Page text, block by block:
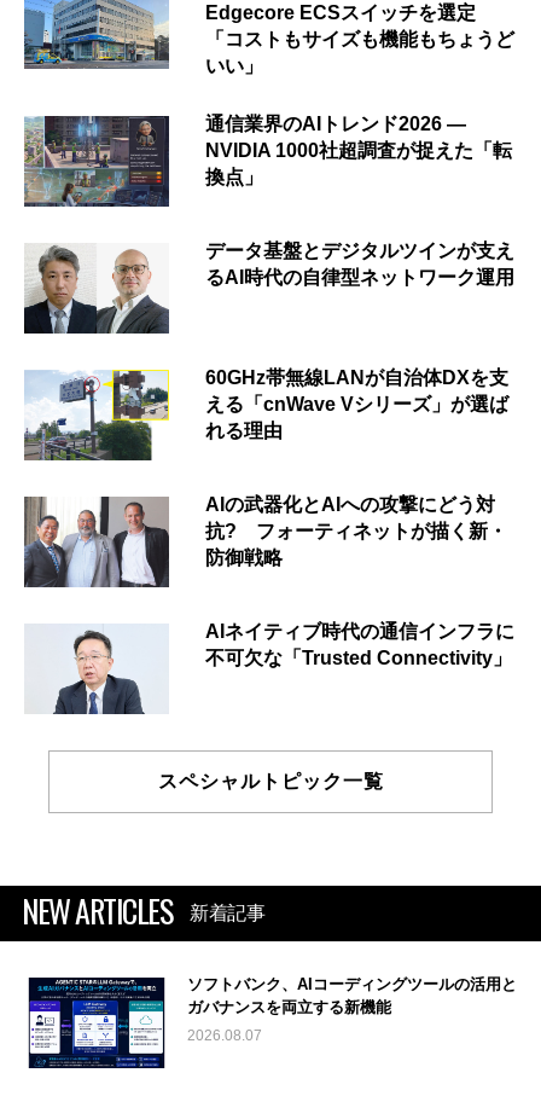
Edgecore ECSスイッチを選定
「コストもサイズも機能もちょうど
いい」
通信業界のAIトレンド2026 ―
NVIDIA 1000社超調査が捉えた「転
換点」
データ基盤とデジタルツインが支え
るAI時代の自律型ネットワーク運用
60GHz帯無線LANが自治体DXを支
える「cnWave Vシリーズ」が選ば
れる理由
AIの武器化とAIへの攻撃にどう対
抗? フォーティネットが描く新・
防御戦略
AIネイティブ時代の通信インフラに
不可欠な「Trusted Connectivity」
スペシャルトピック一覧
NEW ARTICLES 新着記事
ソフトバンク、AIコーディングツールの活用と
ガバナンスを両立する新機能
2026.08.07